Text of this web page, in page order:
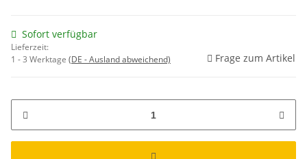
Sofort verfügbar
Lieferzeit:
1 - 3 Werktage (DE - Ausland abweichend) Frage zum Artikel